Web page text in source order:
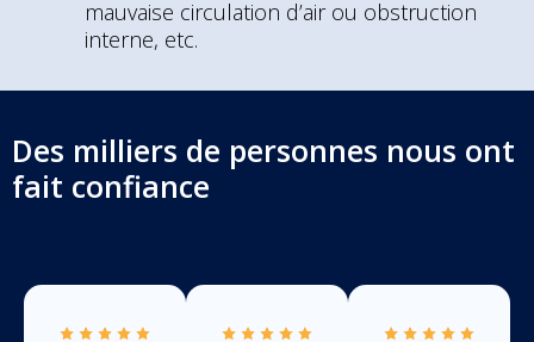
mauvaise circulation d’air ou obstruction
interne, etc.
Des milliers de personnes nous ont
fait confiance